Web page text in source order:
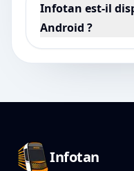
Infotan est-il
Android ?
Infotan